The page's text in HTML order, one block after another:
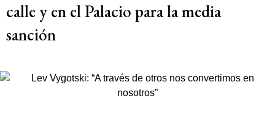
calle y en el Palacio para la media
sanción